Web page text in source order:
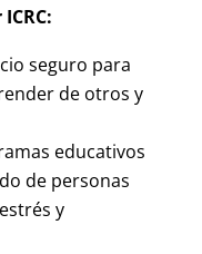
seguro para
de otros y
educativos
de personas
y